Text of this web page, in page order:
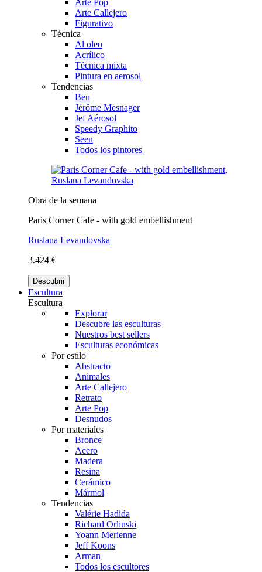
Arte Callejero
Figurativo
Técnica
Al oleo
Acrílico
Técnica mixta
Pintura en aerosol
Tendencias
Ben
Jérôme Mesnager
Jef Aérosol
Speedy Graphito
Seen
Todos los pintores
Obra de la semana
Paris Corner Cafe - with gold embellishment
Ruslana Levandovska
3.424 €
Descubrir
Escultura
Escultura
Explorar
Descubre las esculturas
Nuestros best sellers
Esculturas económicas
Por estilo
Abstracto
Animales
Arte Callejero
Retrato
Arte Pop
Desnudos
Por materiales
Bronce
Acero
Madera
Resina
Cerámico
Mármol
Tendencias
Valérie Hadida
Richard Orlinski
Yoann Merienne
Jeff Koons
Arman
Todos los escultores